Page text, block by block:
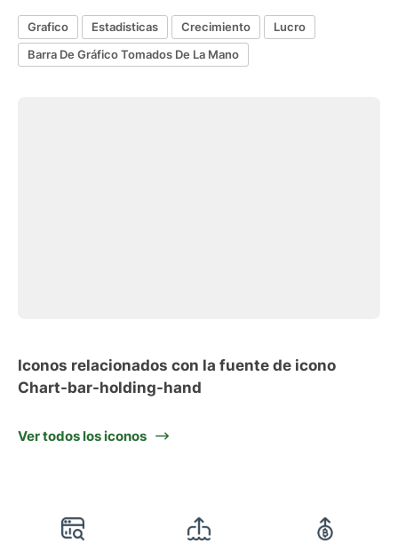
Grafico Estadisticas Crecimiento
Lucro
Barra De Gráfico Tomados De La Mano
Iconos relacionados con la fuente de icono
Chart-bar-holding-hand
Ver todos los iconos